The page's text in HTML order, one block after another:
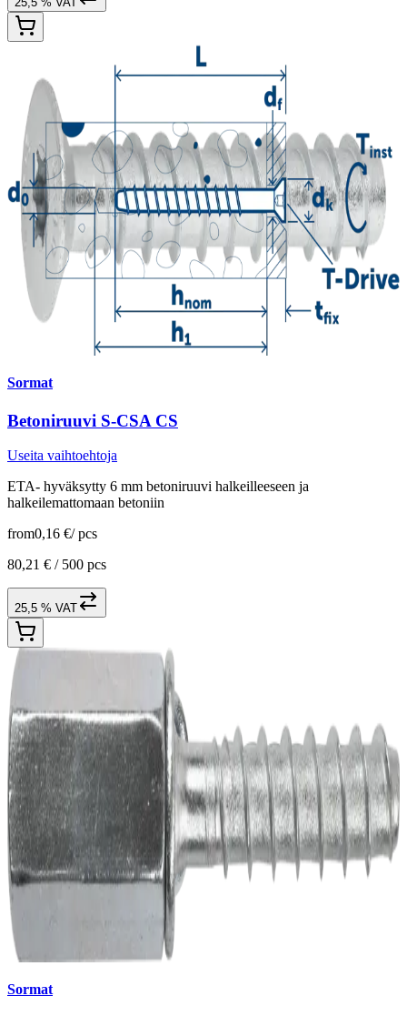
Sormat
Betoniruuvi S-CSA CS
Useita vaihtoehtoja
ETA- hyväksytty 6 mm betoniruuvi halkeilleeseen ja
halkeilemattomaan betoniin
from0,16 €/ pcs
80,21 € / 500 pcs
25,5 % VAT
Sormat